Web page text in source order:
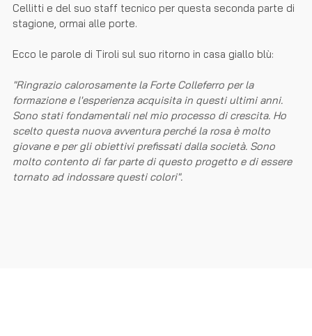
Cellitti e del suo staff tecnico per questa seconda parte di
stagione, ormai alle porte.
Ecco le parole di Tiroli sul suo ritorno in casa giallo blù:
"Ringrazio calorosamente la Forte Colleferro per la
formazione e l'esperienza acquisita in questi ultimi anni.
Sono stati fondamentali nel mio processo di crescita. Ho
scelto questa nuova avventura perché la rosa è molto
giovane e per gli obiettivi prefissati dalla società. Sono
molto contento di far parte di questo progetto e di essere
tornato ad indossare questi colori".